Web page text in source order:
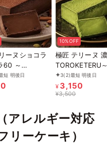
ーヌショコラ
60 ～
～ グルテ
【濃厚な口溶
とな
わかる、美味さ
短 明後日
10%OFF
極匠 テリーヌ
TOROKETERU
ンフリー 【濃
けは美味さとな
る】・・・【美
おくみどり』の
3(2)最短 明後日
¥ 3,150
¥3,500
アレルギー対応
リーケーキ）